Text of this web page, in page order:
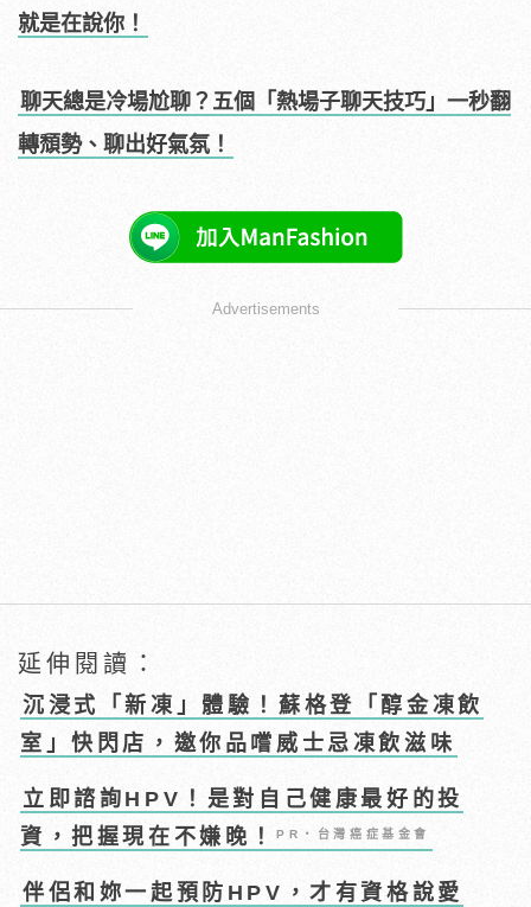
就是在說你！
聊天總是冷場尬聊？五個「熱場子聊天技巧」一秒翻
轉頹勢、聊出好氣氛！
Advertisements
延伸閱讀：
沉浸式「新凍」體驗！蘇格登「醇金凍飲
室」快閃店，邀你品嚐威士忌凍飲滋味
立即諮詢HPV！是對自己健康最好的投
資，把握現在不嫌晚！PR・台灣癌症基金會
伴侶和妳一起預防HPV，才有資格說愛